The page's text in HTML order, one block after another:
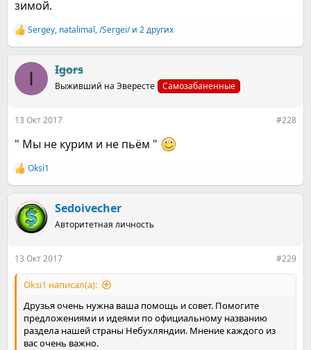
зимой.
Р
е
к
ц
и
Sergey, natalimal,/Sergei/и 2 других
I Igors
Выживший на Эвересте Самозабаненные
13 Окт 2017 #228
" Мы не курим и не пьём "
Р
е
к
ц
и
Оksi1
Sedoivecher
Авторитетная личность
13 Окт 2017 #229
Оksi1 написал(а):
Друзья очень нужна ваша помощь и совет. Помогите
предложениями и идеями по официальному названию
раздела нашей страны Небухляндии. Мнение каждого из
вас очень важно.